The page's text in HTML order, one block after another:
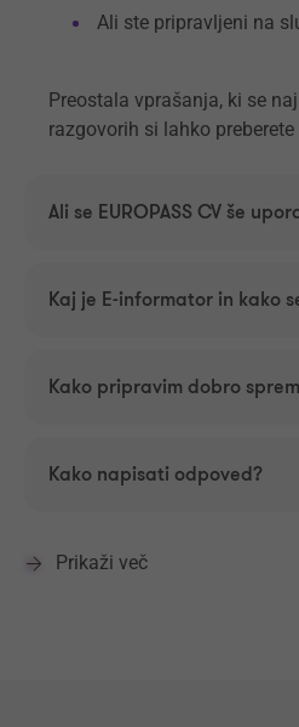
Ali ste pripravljeni na
Preostala vprašanja, ki se
razgovorih si lahko preberete
Ali se EUROPASS CV še
Kaj je E-informator in kako
Kako pripravim dobro
Kako napisati odpoved?
Prikaži več